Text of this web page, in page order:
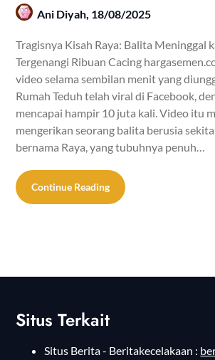
Ani Diyah, 18/08/2025
Tragisnya Kisah Raya: Balita Meninggal
Tergenangi Ribuan Cacing
video selama sembilan menit yang
Rumah Teduh telah viral di Facebook,
mencapai hampir 10 juta kali. Video itu
mengerikan seorang balita berusia
bernama Raya, yang tubuhnya penuh…
Continue Reading
Situs Terkait
Situs Berita - Beritakecelakaan :